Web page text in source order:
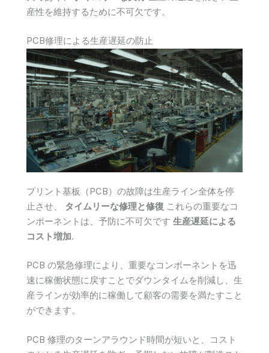
産性を維持するために不可欠です。
PCB修理による生産遅延の防止
プリント基板（PCB）の故障は生産ライン全体を停
止させ、 タイムリーな修理と修復 これらの重要なコ
ンポーネントは、予防に不可欠です 生産遅延による
コスト増加.
PCB の緊急修理により、重要なコンポーネントを迅
速に稼働状態に戻すことでダウンタイムを削減し、生
産ラインが効率的に稼働して顧客の需要を満たすこと
ができます。
PCB 修理のターンアラウンド時間が短いと、コスト